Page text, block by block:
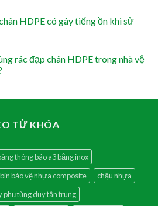
HDPE có gây tiếng ồn khi sử
rác đạp chân HDPE trong nhà vệ
TỪ KHÓA
thông báo a3 bằng inox
bảo vệ nhựa composite
chậu nhựa
phụ tùng duy tân trung